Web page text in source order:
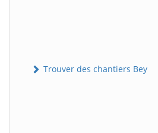
Trouver des chantiers Bey